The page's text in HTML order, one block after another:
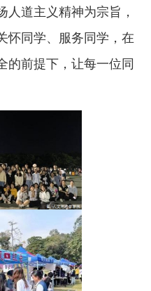
人道主义精神为宗旨，
怀同学、服务同学，在
的前提下，让每一位同